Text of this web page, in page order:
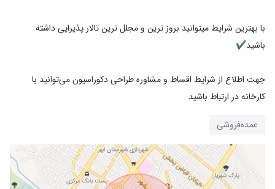
با بهترین شرایط میتوانید بروز ترین و مجلل ترین تالار پذیرایی داشته
جهت اطلاع از شرایط اقساط و مشاوره طراحی دکوراسیون می‌توانید با
کارخانه در ارتباط باشید
عمده‌فروشی